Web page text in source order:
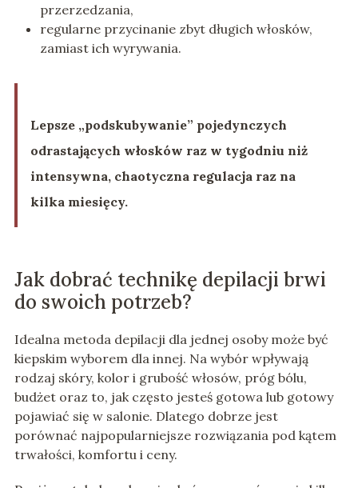
przerzedzania,
regularne przycinanie zbyt długich włosków,
zamiast ich wyrywania.
Lepsze „podskubywanie” pojedynczych
odrastających włosków raz w tygodniu niż
intensywna, chaotyczna regulacja raz na
kilka miesięcy.
Jak dobrać technikę depilacji brwi
do swoich potrzeb?
Idealna metoda depilacji dla jednej osoby może być
kiepskim wyborem dla innej. Na wybór wpływają
rodzaj skóry, kolor i grubość włosów, próg bólu,
budżet oraz to, jak często jesteś gotowa lub gotowy
pojawiać się w salonie. Dlatego dobrze jest
porównać najpopularniejsze rozwiązania pod kątem
trwałości, komfortu i ceny.